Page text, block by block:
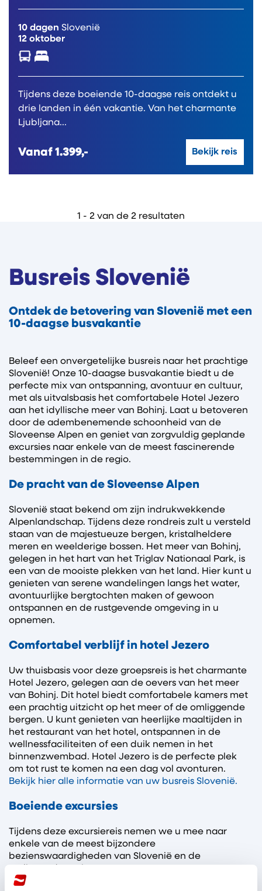
10 dagen Slovenië
12 oktober
Tijdens deze boeiende 10-daagse reis ontdekt u
drie landen in één vakantie. Van het charmante
Ljubljana...
Vanaf 1.399,- Bekijk reis
1 - 2 van de 2 resultaten
Busreis Slovenië
Ontdek de betovering van Slovenië met een
10-daagse busvakantie
Beleef een onvergetelijke busreis naar het prachtige
Slovenië! Onze 10-daagse busvakantie biedt u de
perfecte mix van ontspanning, avontuur en cultuur,
met als uitvalsbasis het comfortabele Hotel Jezero
aan het idyllische meer van Bohinj. Laat u betoveren
door de adembenemende schoonheid van de
Sloveense Alpen en geniet van zorgvuldig geplande
excursies naar enkele van de meest fascinerende
bestemmingen in de regio.
De pracht van de Sloveense Alpen
Slovenië staat bekend om zijn indrukwekkende
Alpenlandschap. Tijdens deze rondreis zult u versteld
staan van de majestueuze bergen, kristalheldere
meren en weelderige bossen. Het meer van Bohinj,
gelegen in het hart van het Triglav Nationaal Park, is
een van de mooiste plekken van het land. Hier kunt u
genieten van serene wandelingen langs het water,
avontuurlijke bergtochten maken of gewoon
ontspannen en de rustgevende omgeving in u
opnemen.
Comfortabel verblijf in hotel Jezero
Uw thuisbasis voor deze groepsreis is het charmante
Hotel Jezero, gelegen aan de oevers van het meer
van Bohinj. Dit hotel biedt comfortabele kamers met
een prachtig uitzicht op het meer of de omliggende
bergen. U kunt genieten van heerlijke maaltijden in
het restaurant van het hotel, ontspannen in de
wellnessfaciliteiten of een duik nemen in het
binnenzwembad. Hotel Jezero is de perfecte plek
om tot rust te komen na een dag vol avonturen.
Bekijk hier alle informatie van uw busreis Slovenië.
Boeiende excursies
Tijdens deze excursiereis nemen we u mee naar
enkele van de meest bijzondere
bezienswaardigheden van Slovenië en de